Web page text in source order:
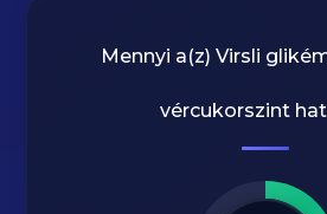
Mennyi a(z) Virsli
vércukorszint